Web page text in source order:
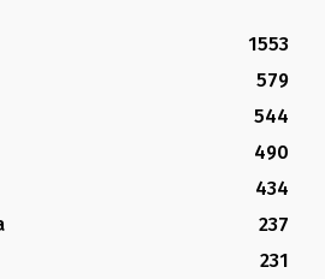
1553
579
544
490
434
237
231